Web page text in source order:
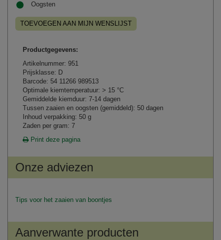
Oogsten
TOEVOEGEN AAN MIJN WENSLIJST
Productgegevens:
Artikelnummer: 951
Prijsklasse: D
Barcode: 54 11266 989513
Optimale kiemtemperatuur: > 15 °C
Gemiddelde kiemduur: 7-14 dagen
Tussen zaaien en oogsten (gemiddeld): 50 dagen
Inhoud verpakking: 50 g
Zaden per gram: 7
Print deze pagina
Onze adviezen
Tips voor het zaaien van boontjes
Aanverwante producten